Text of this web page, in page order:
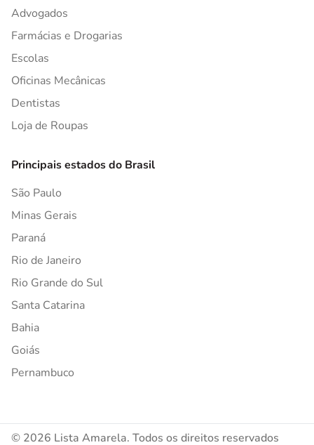
Advogados
Farmácias e Drogarias
Escolas
Oficinas Mecânicas
Dentistas
Loja de Roupas
Principais estados do Brasil
São Paulo
Minas Gerais
Paraná
Rio de Janeiro
Rio Grande do Sul
Santa Catarina
Bahia
Goiás
Pernambuco
© 2026 Lista Amarela. Todos os direitos reservados